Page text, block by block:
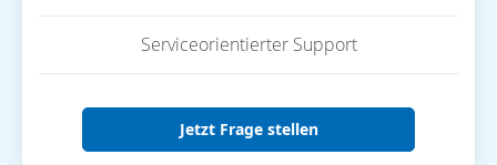
Serviceorientierter Support
Jetzt Frage stellen